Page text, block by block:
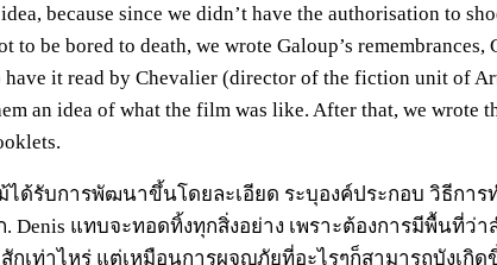
idea, because since we didn’t have the authorisation to
to be bored to death, we wrote Galoup’s remembrances,
have it read by Chevalier (director of the fiction unit of
an idea of what the film was like. After that, we wrote
ได้รับการพัฒนาขึ้นโดยละเอียด ระบุองค์ประกอบ วิธีการ
Denis แทบจะทอดทิ้งทุกสิ่งอย่าง เพราะต้องการมีพื้นที่ว่
กเท่าไหร่ แต่เหมือนการผจญภัยที่อะไรๆก็สามารถบังเกิด